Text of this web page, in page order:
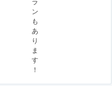
ン
も
あ
り
ま
す
！